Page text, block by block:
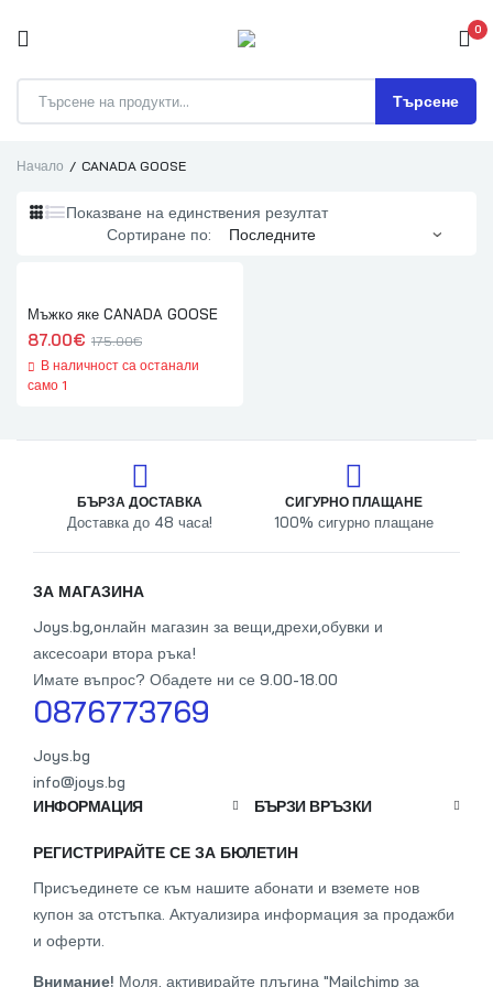
0
Търсене
Начало CANADA GOOSE
Показване на единствения резултат
Сортиране по:
Мъжко яке CANADA GOOSE
175.00€
87.00€
В наличност са останали
само 1
БЪРЗА ДОСТАВКА
Доставка до 48 часа!
СИГУРНО ПЛАЩАНЕ
100% сигурно плащане
ЗА МАГАЗИНА
Joys.bg,oнлайн магазин за вещи,дрехи,обувки и
аксесоари втора ръка!
Имате въпрос? Обадете ни се 9.00-18.00
0876773769
Joys.bg
info@joys.bg
ИНФОРМАЦИЯ
БЪРЗИ ВРЪЗКИ
РЕГИСТРИРАЙТЕ СЕ ЗА БЮЛЕТИН
Присъединете се към нашите абонати и вземете нов
купон за отстъпка. Актуализира информация за продажби
и оферти.
Внимание! Моля, активирайте плъгина "Mailchimp за